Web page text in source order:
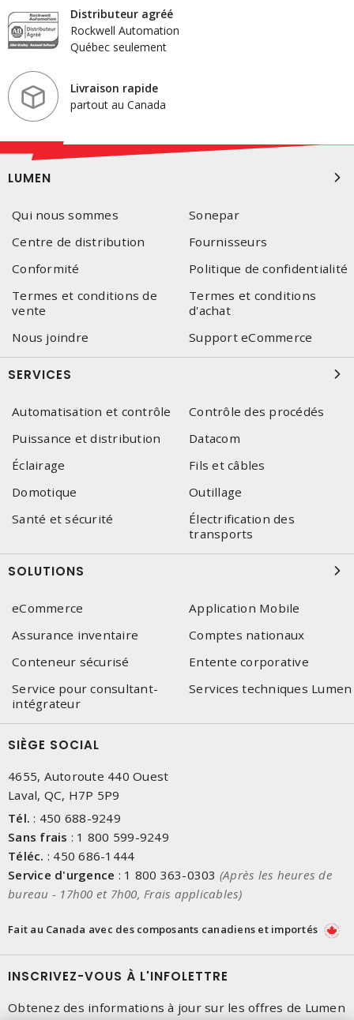
Distributeur agréé
Rockwell Automation
Québec seulement
Livraison rapide
partout au Canada
LUMEN
Qui nous sommes
Sonepar
Centre de distribution
Fournisseurs
Conformité
Politique de confidentialité
Termes et conditions de
vente
Termes et conditions
d'achat
Nous joindre
Support eCommerce
SERVICES
Automatisation et contrôle
Contrôle des procédés
Puissance et distribution
Datacom
Éclairage
Fils et câbles
Domotique
Outillage
Santé et sécurité
Électrification des
transports
SOLUTIONS
eCommerce
Application Mobile
Assurance inventaire
Comptes nationaux
Conteneur sécurisé
Entente corporative
Service pour consultant-
intégrateur
Services techniques Lumen
SIÈGE SOCIAL
4655, Autoroute 440 Ouest
Laval, QC, H7P 5P9
Tél. : 450 688-9249
Sans frais : 1 800 599-9249
Téléc. : 450 686-1444
Service d'urgence : 1 800 363-0303 (Après les heures de
bureau - 17h00 et 7h00, Frais applicables)
Fait au Canada avec des composants canadiens et importés
INSCRIVEZ-VOUS À L'INFOLETTRE
Obtenez des informations à jour sur les offres de Lumen